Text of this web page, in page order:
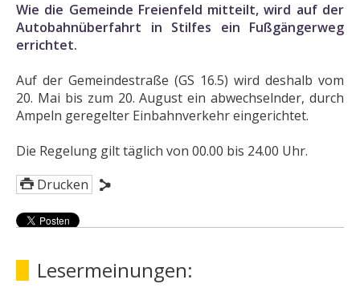
Wie die Gemeinde Freienfeld mitteilt, wird auf der
Autobahnüberfahrt in Stilfes ein Fußgängerweg
errichtet.
Auf der Gemeindestraße (GS 16.5) wird deshalb vom
20. Mai bis zum 20. August ein abwechselnder, durch
Ampeln geregelter Einbahnverkehr eingerichtet.
Die Regelung gilt täglich von 00.00 bis 24.00 Uhr.
Drucken
Lesermeinungen: